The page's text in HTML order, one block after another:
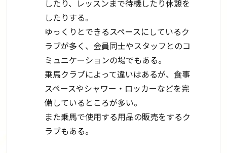
したり、レッスンまで待機したり休憩を
したりする。
ゆっくりとできるスペースにしているク
ラブが多く、会員同士やスタッフとのコ
ミュニケーションの場でもある。
乗馬クラブによって違いはあるが、食事
スペースやシャワー・ロッカーなどを完
備しているところが多い。
また乗馬で使用する用品の販売をするク
ラブもある。